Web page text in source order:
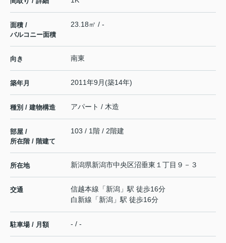
面積 /
バルコニー面積
23.18㎡ / -
向き 南東
築年月 2011年9月(築14年)
種別 / 建物構造 アパート / 木造
部屋 /
所在階 / 階建て
103 / 1階 / 2階建
所在地 新潟県新潟市中央区沼垂東 １丁目９－３
交通 信越本線 「新潟 」駅 徒歩16分
白新線 「新潟 」駅 徒歩16分
駐車場 / 月額 - / -